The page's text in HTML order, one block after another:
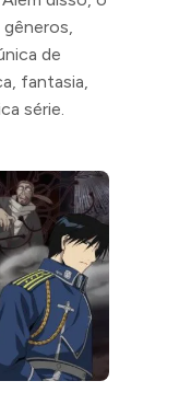
de
fantasia,
série.